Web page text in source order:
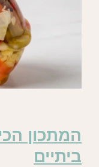
המתכון
ביתיים